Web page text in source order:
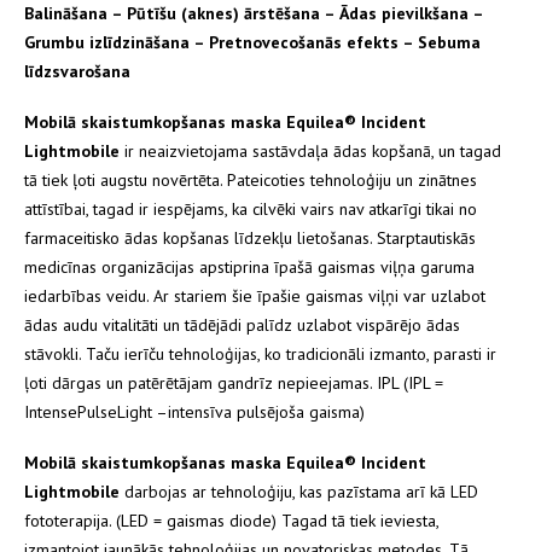
Balināšana – Pūtīšu (aknes) ārstēšana – Ādas pievilkšana –
Grumbu izlīdzināšana – Pretnovecošanās efekts – Sebuma
līdzsvarošana
Mobilā skaistumkopšanas maska Equilea® Incident
Lightmobile ir neaizvietojama sastāvdaļa ādas kopšanā, un tagad
tā tiek ļoti augstu novērtēta. Pateicoties tehnoloģiju un zinātnes
attīstībai, tagad ir iespējams, ka cilvēki vairs nav atkarīgi tikai no
farmaceitisko ādas kopšanas līdzekļu lietošanas. Starptautiskās
medicīnas organizācijas apstiprina īpašā gaismas viļņa garuma
iedarbības veidu. Ar stariem šie īpašie gaismas viļņi var uzlabot
ādas audu vitalitāti un tādējādi palīdz uzlabot vispārējo ādas
stāvokli. Taču ierīču tehnoloģijas, ko tradicionāli izmanto, parasti ir
ļoti dārgas un patērētājam gandrīz nepieejamas. IPL (IPL =
IntensePulseLight –intensīva pulsējoša gaisma)
Mobilā skaistumkopšanas maska Equilea® Incident
Lightmobile darbojas ar tehnoloģiju, kas pazīstama arī kā LED
fototerapija. (LED = gaismas diode) Tagad tā tiek ieviesta,